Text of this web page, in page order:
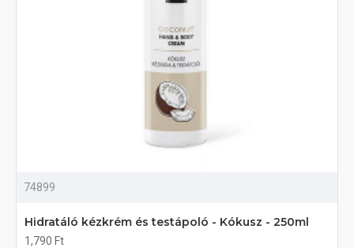
74899
Hidratáló kézkrém és testápoló - Kókusz - 250ml
1,790 Ft